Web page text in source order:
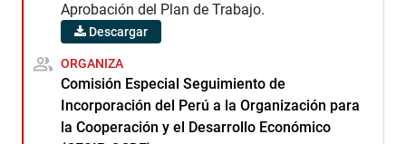
Aprobación del Plan de Trabajo.
Descargar
ORGANIZA
Comisión Especial Seguimiento de
Incorporación del Perú a la Organización para
la Cooperación y el Desarrollo Económico